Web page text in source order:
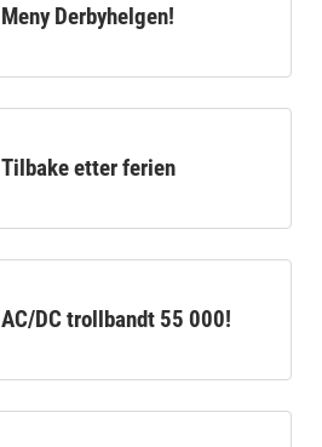
Meny Derbyhelgen!
Tilbake etter ferien
AC/DC trollbandt 55 000!